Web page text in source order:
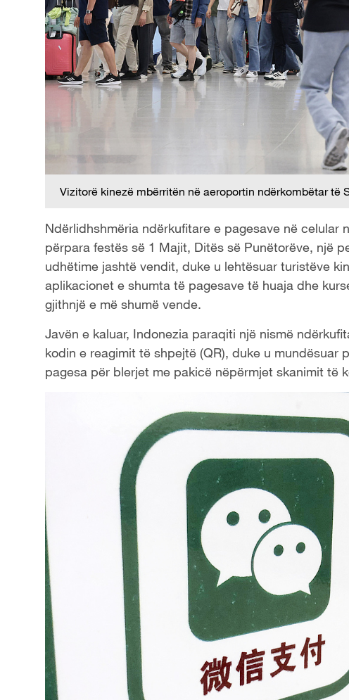
Vizitorë kinezë mbërritën në aeroportin ndërkombëtar të
Ndërlidhshmëria ndërkufitare e pagesave në celular
përpara festës së 1 Majit, Ditës së Punëtorëve, një
udhëtime jashtë vendit, duke u lehtësuar turistëve
aplikacionet e shumta të pagesave të huaja dhe
gjithnjë e më shumë vende.
Javën e kaluar, Indonezia paraqiti një nismë
kodin e reagimit të shpejtë (QR), duke u
pagesa për blerjet me pakicë nëpërmjet skanimit të